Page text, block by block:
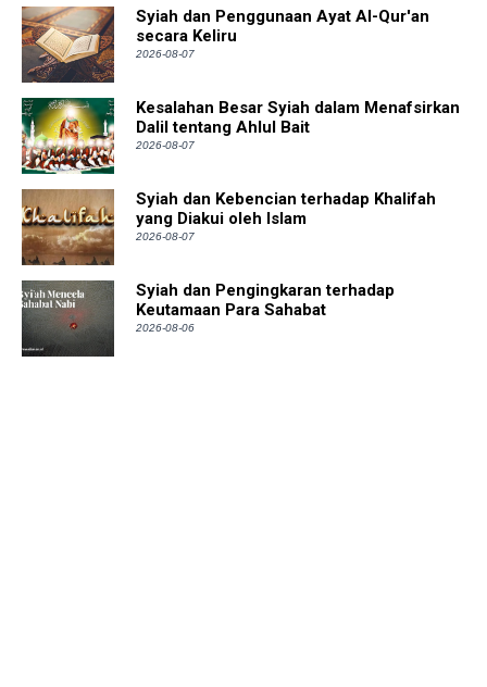
Syiah dan Penggunaan Ayat Al-Qur'an
secara Keliru
2026-08-07
Kesalahan Besar Syiah dalam Menafsirkan
Dalil tentang Ahlul Bait
2026-08-07
Syiah dan Kebencian terhadap Khalifah
yang Diakui oleh Islam
2026-08-07
Syiah dan Pengingkaran terhadap
Keutamaan Para Sahabat
2026-08-06